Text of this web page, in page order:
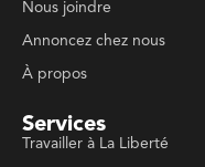
Nous joindre
Annoncez chez nous
À propos
Services
Travailler à La Liberté